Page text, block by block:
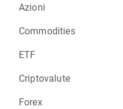
Azioni
Commodities
ETF
Criptovalute
Forex